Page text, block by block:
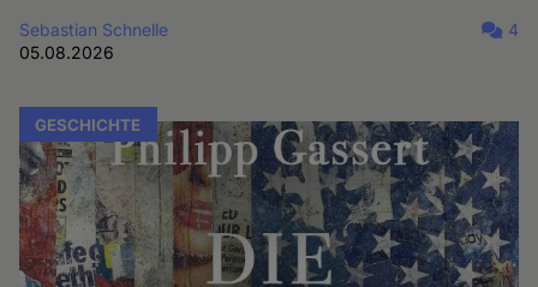
Sebastian Schnelle
05.08.2026
4
GESCHICHTE